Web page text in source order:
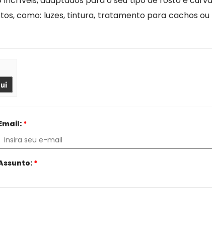
como: luzes, tintura, tratamento para cachos ou
*
*